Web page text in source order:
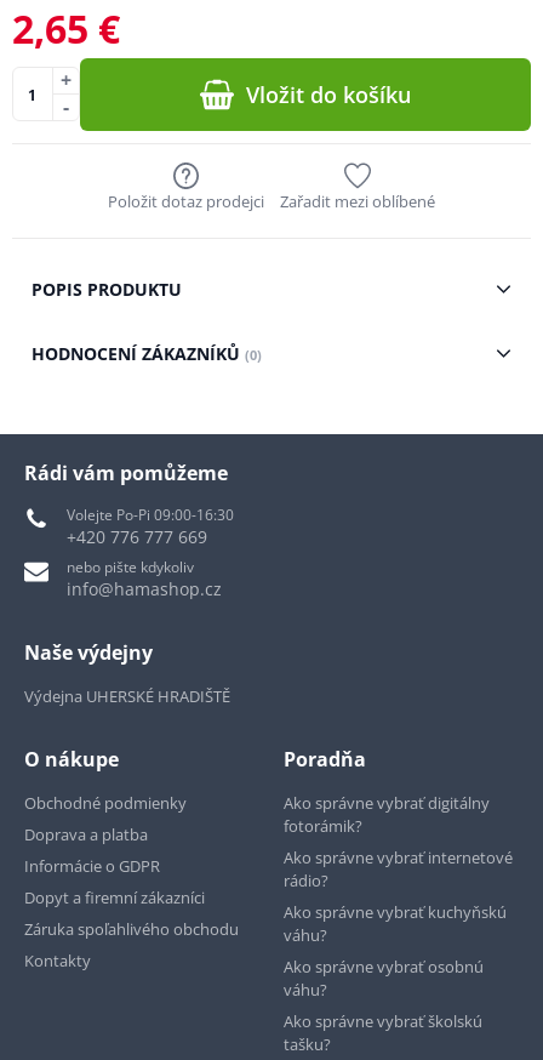
2,65 €
-
+ Vložit do košíku
Položit dotaz prodejci Zařadit mezi oblíbené
POPIS PRODUKTU
HODNOCENÍ ZÁKAZNÍKŮ (0)
Rádi vám pomůžeme
Volejte Po-Pi 09:00-16:30
+420 776 777 669
nebo pište kdykoliv
info@hamashop.cz
Naše výdejny
Výdejna UHERSKÉ HRADIŠTĚ
O nákupe
Obchodné podmienky
Doprava a platba
Informácie o GDPR
Dopyt a firemní zákazníci
Záruka spoľahlivého obchodu
Kontakty
Poradňa
Ako správne vybrať digitálny
fotorámik?
Ako správne vybrať internetové
rádio?
Ako správne vybrať kuchyňskú
váhu?
Ako správne vybrať osobnú
váhu?
Ako správne vybrať školskú
tašku?